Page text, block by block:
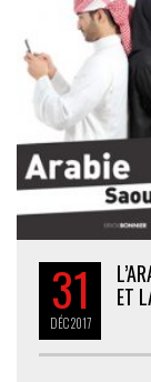
31
DÉC2017
ET